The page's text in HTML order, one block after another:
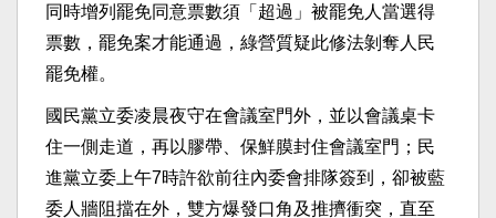
同時增列罷免同意票數須「超過」被罷免人當選得
票數，罷免案才能通過，綠營質疑此修法剝奪人民
罷免權。
國民黨立委凌晨夜守在會議室門外，並以會議桌卡
住一側走道，再以膠帶、保鮮膜封住會議室門；民
進黨立委上午7時許欲前往內委會排隊簽到，卻被藍
委人牆阻擋在外，雙方爆發口角及推擠衝突，直至